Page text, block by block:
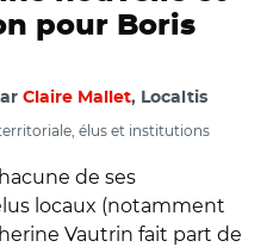
pour Boris
Claire Mallet, Localtis
élus et institutions
de ses
locaux (notamment
Vautrin fait part de